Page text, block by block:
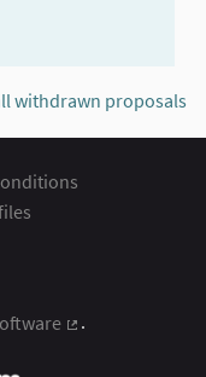
withdrawn proposals
at Twitter
.